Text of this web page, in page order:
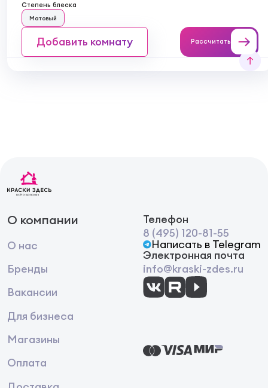
Степень блеска
Матовый
Добавить комнату Рассчитать
О компании
О нас
Бренды
Вакансии
Для бизнеса
Магазины
Оплата
Телефон
8 (495) 120-81-55
Написать в Telegram
Электронная почта
info@kraski-zdes.ru